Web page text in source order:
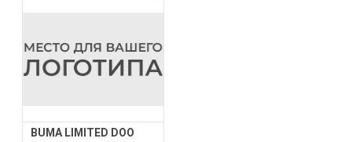
BUMA LIMITED DOO